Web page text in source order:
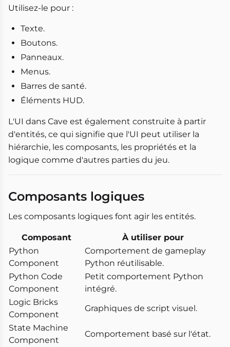
Utilisez-le pour :
Texte.
Boutons.
Panneaux.
Menus.
Barres de santé.
Éléments HUD.
L'UI dans Cave est également construite à partir
d'entités, ce qui signifie que l'UI peut utiliser la
hiérarchie, les composants, les propriétés et la
logique comme d'autres parties du jeu.
Composants logiques
Les composants logiques font agir les entités.
Composant
À utiliser pour
Python
Component
Comportement de gameplay
Python réutilisable.
Python Code
Component
Petit comportement Python
intégré.
Logic Bricks
Component
Graphiques de script visuel.
State Machine
Component
Comportement basé sur l'état.